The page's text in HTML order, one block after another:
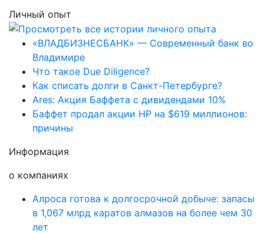
Личный опыт
«ВЛАДБИЗНЕСБАНК» — Современный банк во
Владимире
Что такое Due Diligence?
Как списать долги в Санкт-Петербурге?
Ares: Акция Баффета с дивидендами 10%
Баффет продал акции HP на $619 миллионов:
причины
Информация
о компаниях
Алроса готова к долгосрочной добыче: запасы
в 1,067 млрд каратов алмазов на более чем 30
лет